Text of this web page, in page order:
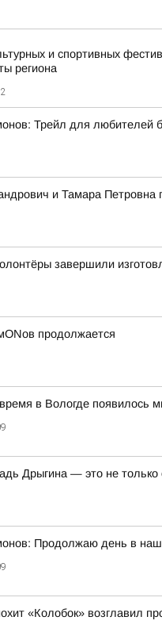
и спортивных
региона
Трейл для любителей
и Тамара Петровна
завершили
продолжается
в Вологде появилось
Дрыгина — это не только
Продолжаю день в
«Колобок» возглавил